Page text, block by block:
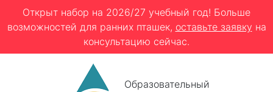
Открыт набор на 2026/27 учебный год! Больше
возможностей для ранних пташек, оставьте заявку на
консультацию сейчас.
Образовательный